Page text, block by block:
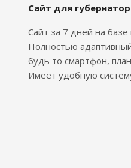
Сайт для
Сайт за 7 дней на
Полностью
будь то смартфон,
Имеет удобную